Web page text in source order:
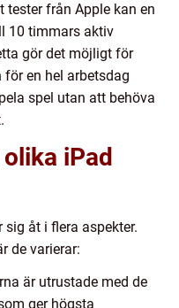
tester från Apple kan en
10 timmars aktiv
gör det möjligt för
för en hel arbetsdag
spel utan att behöva
iPad
åt i flera aspekter.
de varierar:
är utrustade med de
ger högsta